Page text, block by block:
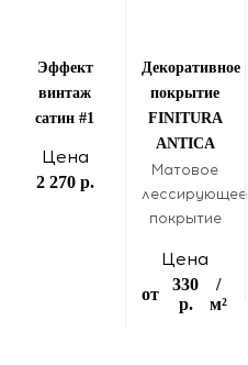
Эффект
винтаж
сатин #1
Цена
2 270 р.
Декоративное
покрытие
FINITURA
ANTICA
Матовое
лессирующее
покрытие
Цена
от
330
р.
/
м²